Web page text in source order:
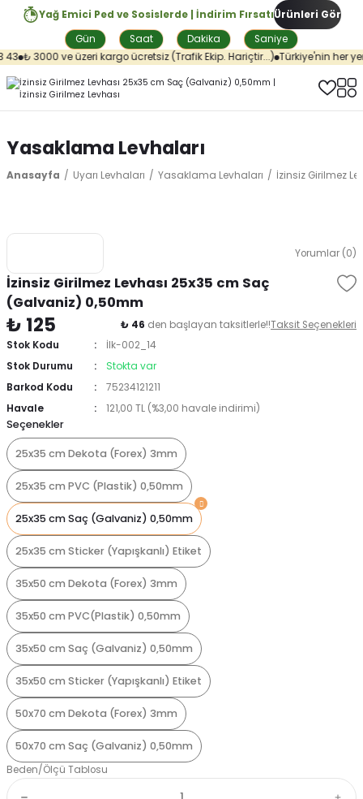
Yağ Emici Ped ve Sosislerde | İndirim Fırsatı
Gün
Saat Dakika Saniye
Ürünleri Gör
₺ 3000 ve üzeri kargo ücretsiz (Trafik Ekip. Hariçtir...) Türkiye'nin her
Yasaklama Levhaları
Anasayfa Uyarı Levhaları Yasaklama Levhaları İzinsiz Girilmez
Yorumlar (0)
İzinsiz Girilmez Levhası 25x35 cm Saç
(Galvaniz) 0,50mm
₺ 125 ₺ 46 den başlayan taksitlerle!!Taksit Seçenekleri
Stok Kodu
İlk-002_14
Stok Durumu
Stokta var
Barkod Kodu
75234121211
Havale
121,00 TL (%3,00 havale indirimi)
Seçenekler
25x35 cm Dekota (Forex) 3mm
25x35 cm PVC (Plastik) 0,50mm
25x35 cm Saç (Galvaniz) 0,50mm
25x35 cm Sticker (Yapışkanlı) Etiket
35x50 cm Dekota (Forex) 3mm
35x50 cm PVC(Plastik) 0,50mm
35x50 cm Saç (Galvaniz) 0,50mm
35x50 cm Sticker (Yapışkanlı) Etiket
50x70 cm Dekota (Forex) 3mm
50x70 cm Saç (Galvaniz) 0,50mm
Beden/Ölçü Tablosu